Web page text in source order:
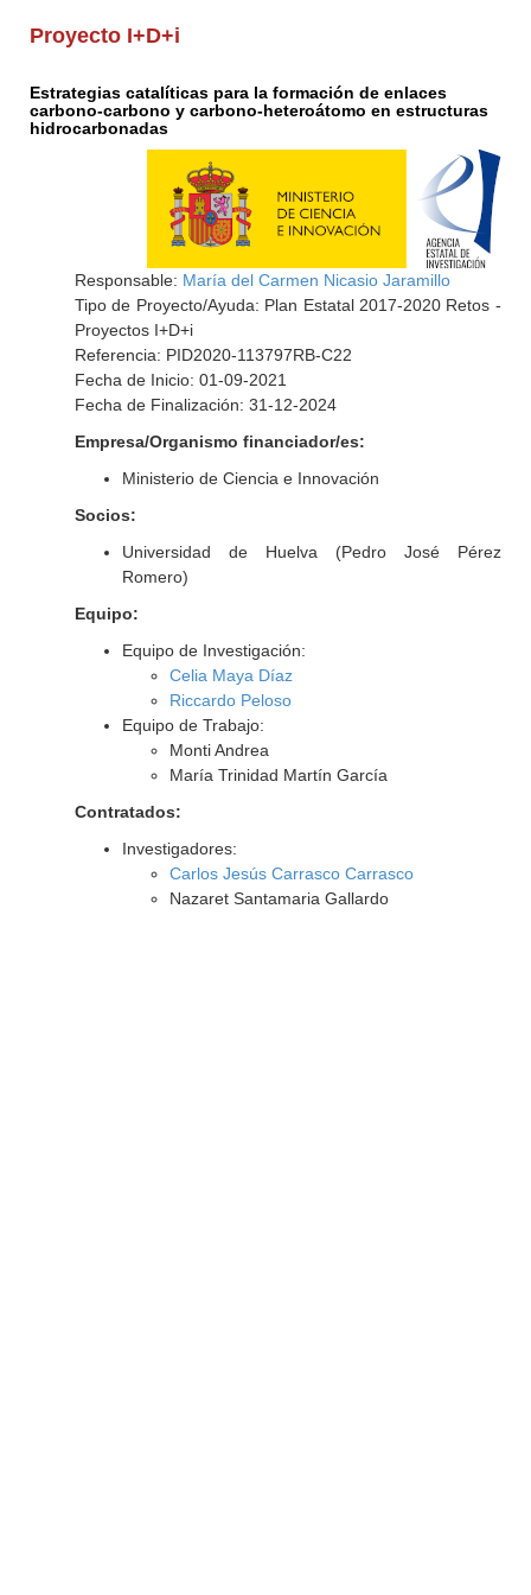
Proyecto I+D+i
Estrategias catalíticas para la formación de enlaces
carbono-carbono y carbono-heteroátomo en estructuras
hidrocarbonadas
Responsable: María del Carmen Nicasio Jaramillo
Tipo de Proyecto/Ayuda: Plan Estatal 2017-2020 Retos -
Proyectos I+D+i
Referencia: PID2020-113797RB-C22
Fecha de Inicio: 01-09-2021
Fecha de Finalización: 31-12-2024
Empresa/Organismo financiador/es:
Ministerio de Ciencia e Innovación
Socios:
Universidad de Huelva (Pedro José Pérez
Romero)
Equipo:
Equipo de Investigación:
Celia Maya Díaz
Riccardo Peloso
Equipo de Trabajo:
Monti Andrea
María Trinidad Martín García
Contratados:
Investigadores:
Carlos Jesús Carrasco Carrasco
Nazaret Santamaria Gallardo